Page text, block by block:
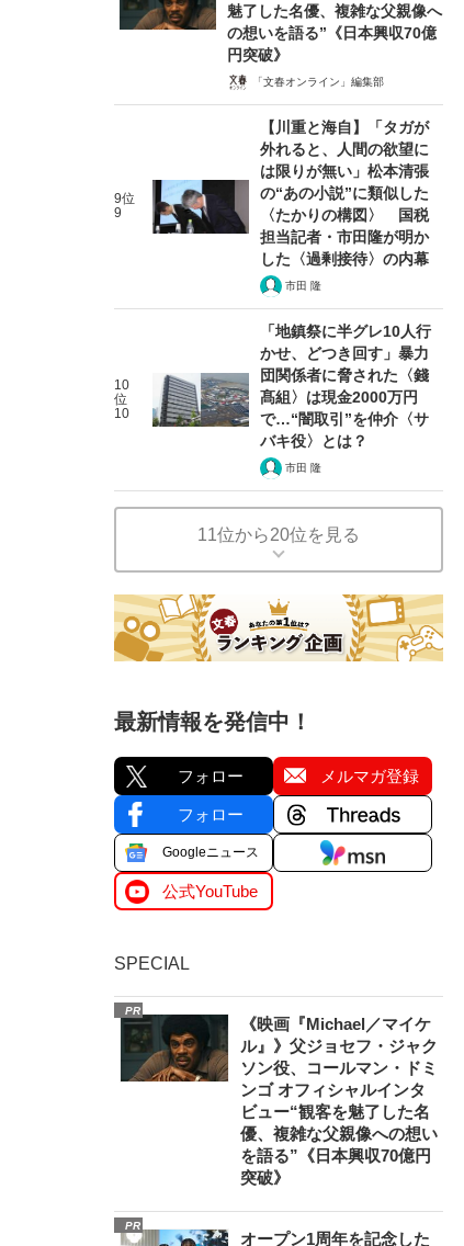
魅了した名優、複雑な父親像へ
の想いを語る”《日本興収70億
円突破》
「文春オンライン」編集部
9位
9
【川重と海自】「タガが
外れると、人間の欲望に
は限りが無い」松本清張
の“あの小説”に類似した
〈たかりの構図〉 国税
担当記者・市田隆が明か
した〈過剰接待〉の内幕
市田 隆
10
位
10
「地鎮祭に半グレ10人行
かせ、どつき回す」暴力
団関係者に脅された〈錢
髙組〉は現金2000万円
で…“闇取引”を仲介〈サ
バキ役〉とは？
市田 隆
11位から20位を見る
最新情報を発信中！
フォロー メルマガ登録
フォロー
Googleニュース
公式YouTube
SPECIAL
PR
《映画『Michael／マイケ
ル』》父ジョセフ・ジャク
ソン役、コールマン・ドミ
ンゴ オフィシャルインタ
ビュー“観客を魅了した名
優、複雑な父親像への想い
を語る”《日本興収70億円
突破》
PR
オープン1周年を記念した